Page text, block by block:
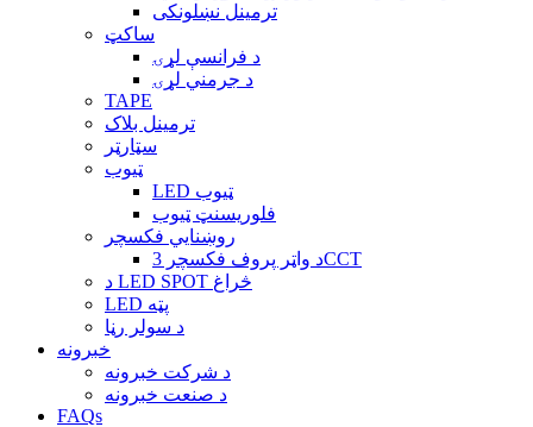
ترمینل نښلونکی
ساکټ
د فرانسې لړۍ
د جرمني لړۍ
TAPE
ترمینل بلاک
سټارټر
ټیوب
LED ټیوب
فلوریسنټ ټیوب
روښنايي فکسچر
د واټر پروف فکسچر 3CCT
د LED SPOT څراغ
LED پټه
د سولر رڼا
خبرونه
د شرکت خبرونه
د صنعت خبرونه
FAQs